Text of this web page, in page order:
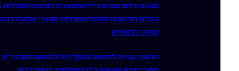
מטענים למחשבים ניידיםמטענים לטלפוניםסוללות
כבלים מתאמים ומפצליםאוזניות ומוצרי שמע
קוראי כרטיסים
תחנות עגינה למחשביםמקלדות למחשבים